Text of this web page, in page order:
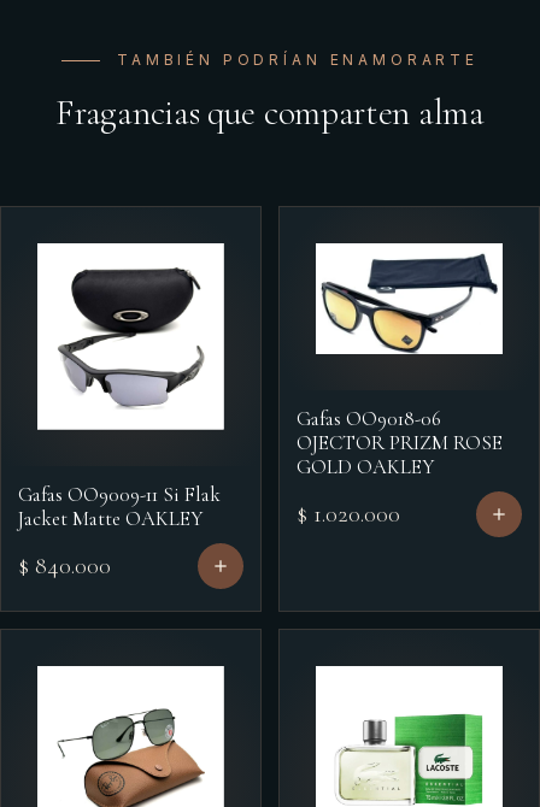
TAMBIÉN PODRÍAN ENAMORARTE
Fragancias que comparten alma
Gafas OO9009-11 Si Flak
Jacket Matte OAKLEY
$ 840.000
Gafas OO9018-06
OJECTOR PRIZM ROSE
GOLD OAKLEY
$ 1.020.000